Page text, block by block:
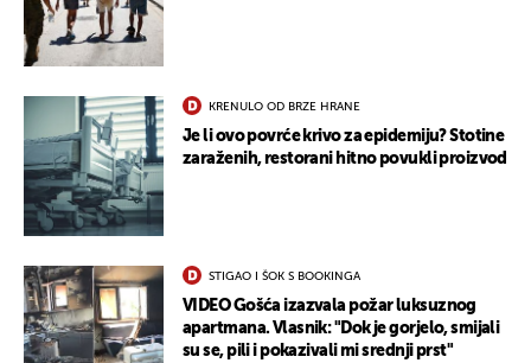
KRENULO OD BRZE HRANE
Je li ovo povrće krivo za epidemiju? Stotine
zaraženih, restorani hitno povukli proizvod
STIGAO I ŠOK S BOOKINGA
VIDEO Gošća izazvala požar luksuznog
apartmana. Vlasnik: "Dok je gorjelo, smijali
su se, pili i pokazivali mi srednji prst"